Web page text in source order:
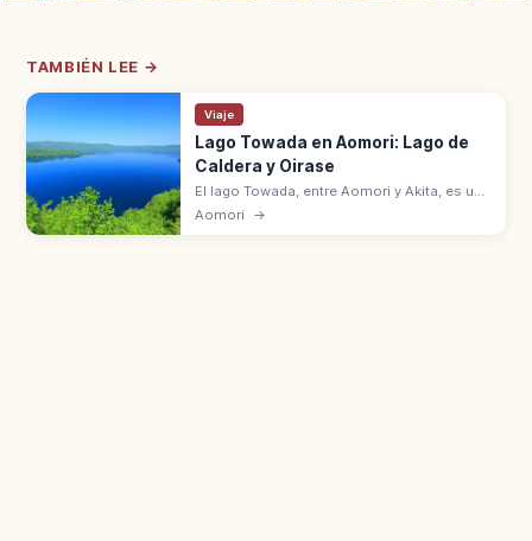
TAMBIÉN LEE →
Viaje
Lago Towada en Aomori: Lago de
Caldera y Oirase
El lago Towada, entre Aomori y Akita, es un
lago de caldera y Lugar de Belleza Escénica.
Aomori →